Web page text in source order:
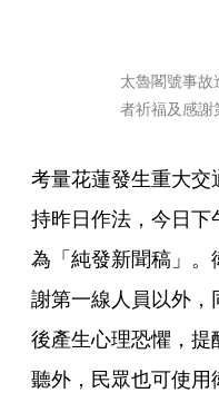
太魯閣號事
者祈福及感謝
考量花蓮發生重大
持昨日作法，今日
為「純發新聞稿」
謝第一線人員以外
後產生心理恐懼，
聽外，民眾也可使